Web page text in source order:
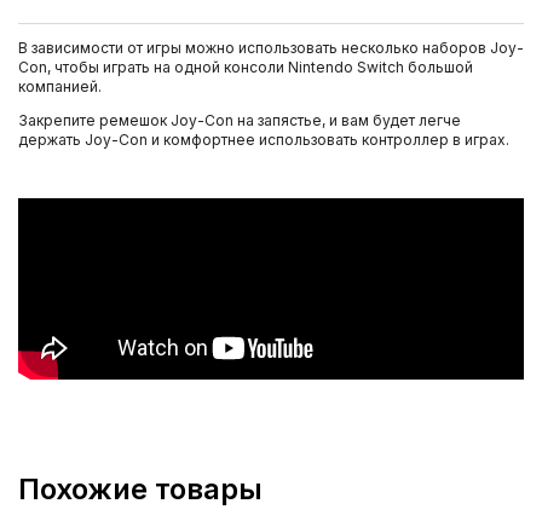
В зависимости от игры можно использовать несколько наборов Joy-
Con, чтобы играть на одной консоли Nintendo Switch большой
компанией.
Закрепите ремешок Joy-Con на запястье, и вам будет легче
держать Joy-Con и комфортнее использовать контроллер в играх.
Похожие товары